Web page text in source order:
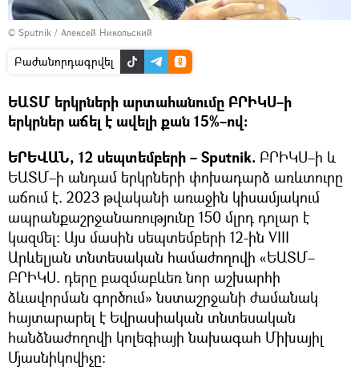
© Sputnik / Алексей Никольский
Բաժանորդագրվել
ԵԱՏՄ երկրների արտահանումը ԲՐԻԿՍ–ի
երկրներ աճել է ավելի քան 15%–ով։
ԵՐԵՎԱՆ, 12 սեպտեմբերի – Sputnik. ԲՐԻԿՍ–ի և
ԵԱՏՄ–ի անդամ երկրների փոխադարձ առևտուրը
աճում է. 2023 թվականի առաջին կիսամյակում
ապրանքաշրջանառությունը 150 մլրդ դոլար է
կազմել։ Այս մասին սեպտեմբերի 12-ին VIII
Արևելյան տնտեսական համաժողովի «ԵԱՏՄ–
ԲՐԻԿՍ. դերը բազմաբևեռ նոր աշխարհի
ձևավորման գործում» նստաշրջանի ժամանակ
հայտարարել է Եվրասիական տնտեսական
հանձնաժողովի կոլեգիայի նախագահ Միխայիլ
Մյասնիկովիչը։